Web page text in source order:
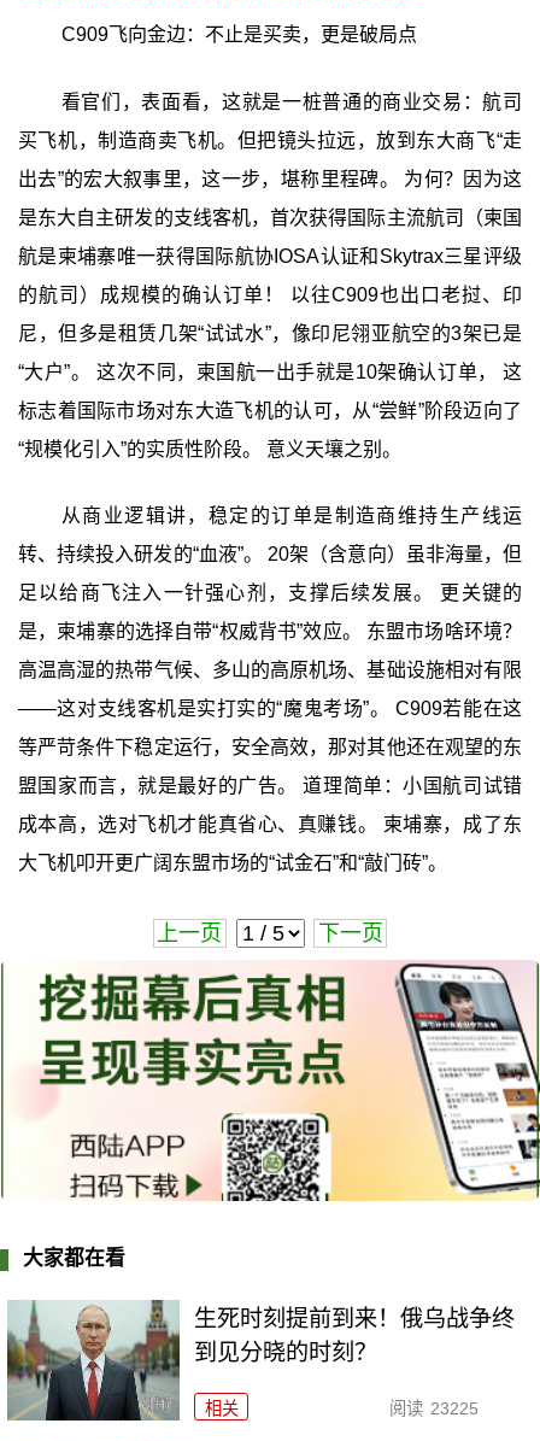
C909飞向金边：不止是买卖，更是破局点
看官们，表面看，这就是一桩普通的商业交易：航司
买飞机，制造商卖飞机。但把镜头拉远，放到东大商飞“走
出去”的宏大叙事里，这一步，堪称里程碑。 为何？因为这
是东大自主研发的支线客机，首次获得国际主流航司（柬国
航是柬埔寨唯一获得国际航协IOSA认证和Skytrax三星评级
的航司）成规模的确认订单！ 以往C909也出口老挝、印
尼，但多是租赁几架“试试水”，像印尼翎亚航空的3架已是
“大户”。 这次不同，柬国航一出手就是10架确认订单， 这
标志着国际市场对东大造飞机的认可，从“尝鲜”阶段迈向了
“规模化引入”的实质性阶段。 意义天壤之别。
从商业逻辑讲，稳定的订单是制造商维持生产线运
转、持续投入研发的“血液”。 20架（含意向）虽非海量，但
足以给商飞注入一针强心剂，支撑后续发展。 更关键的
是，柬埔寨的选择自带“权威背书”效应。 东盟市场啥环境？
高温高湿的热带气候、多山的高原机场、基础设施相对有限
——这对支线客机是实打实的“魔鬼考场”。 C909若能在这
等严苛条件下稳定运行，安全高效，那对其他还在观望的东
盟国家而言，就是最好的广告。 道理简单：小国航司试错
成本高，选对飞机才能真省心、真赚钱。 柬埔寨，成了东
大飞机叩开更广阔东盟市场的“试金石”和“敲门砖”。
上一页 下一页
大家都在看
生死时刻提前到来！俄乌战争终
到见分晓的时刻？
相关 阅读 23225